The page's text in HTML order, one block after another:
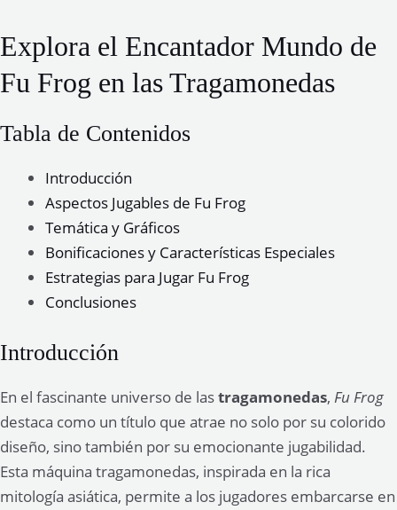
Explora el Encantador Mundo de
Fu Frog en las Tragamonedas
Tabla de Contenidos
Introducción
Aspectos Jugables de Fu Frog
Temática y Gráficos
Bonificaciones y Características Especiales
Estrategias para Jugar Fu Frog
Conclusiones
Introducción
En el fascinante universo de lastragamonedas, Fu Frog
destaca como un título que atrae no solo por su colorido
diseño, sino también por su emocionante jugabilidad.
Esta máquina tragamonedas, inspirada en la rica
mitología asiática, permite a los jugadores embarcarse en